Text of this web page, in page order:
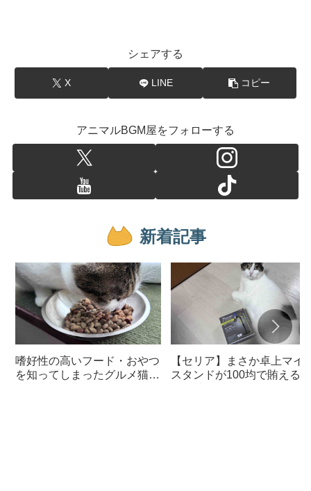
シェアする
X LINE コピー
アニマルBGM屋をフォローする
新着記事
嗜好性の高いフード・おやつ
を知ってしまったグルメ猫の
【セリア】まさか卓上マイ
スタンドが100均で賄えるな